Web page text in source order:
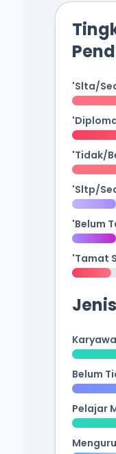
'Slta/
'Tidak/
'Sltp/
'Belum
'Tamat
Belum
Pelajar